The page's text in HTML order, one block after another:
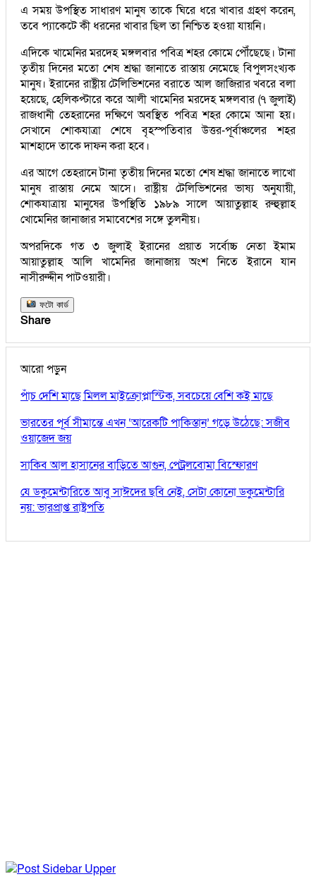
এ সময় উপস্থিত সাধারণ মানুষ তাকে ঘিরে ধরে খাবার গ্রহণ করেন,
তবে প্যাকেটে কী ধরনের খাবার ছিল তা নিশ্চিত হওয়া যায়নি।
এদিকে খামেনির মরদেহ মঙ্গলবার পবিত্র শহর কোমে পৌঁছেছে। টানা
তৃতীয় দিনের মতো শেষ শ্রদ্ধা জানাতে রাস্তায় নেমেছে বিপুলসংখ্যক
মানুষ। ইরানের রাষ্ট্রীয় টেলিভিশনের বরাতে আল জাজিরার খবরে বলা
হয়েছে, হেলিকপ্টারে করে আলী খামেনির মরদেহ মঙ্গলবার (৭ জুলাই)
রাজধানী তেহরানের দক্ষিণে অবস্থিত পবিত্র শহর কোমে আনা হয়।
সেখানে শোকযাত্রা শেষে বৃহস্পতিবার উত্তর-পূর্বাঞ্চলের শহর
মাশহাদে তাকে দাফন করা হবে।
এর আগে তেহরানে টানা তৃতীয় দিনের মতো শেষ শ্রদ্ধা জানাতে লাখো
মানুষ রাস্তায় নেমে আসে। রাষ্ট্রীয় টেলিভিশনের ভাষ্য অনুযায়ী,
শোকযাত্রায় মানুষের উপস্থিতি ১৯৮৯ সালে আয়াতুল্লাহ রুহুল্লাহ
খোমেনির জানাজার সমাবেশের সঙ্গে তুলনীয়।
অপরদিকে গত ৩ জুলাই ইরানের প্রয়াত সর্বোচ্চ নেতা ইমাম
আয়াতুল্লাহ আলি খামেনির জানাজায় অংশ নিতে ইরানে যান
নাসীরুদ্দীন পাটওয়ারী।
ফটো কার্ড
Share
আরো পড়ুন
পাঁচ দেশি মাছে মিলল মাইক্রোপ্লাস্টিক, সবচেয়ে বেশি কই মাছে
ভারতের পূর্ব সীমান্তে এখন ‘আরেকটি পাকিস্তান’ গড়ে উঠেছে: সজীব
ওয়াজেদ জয়
সাকিব আল হাসানের বাড়িতে আগুন, পেট্রলবোমা বিস্ফোরণ
যে ডকুমেন্টারিতে আবু সাঈদের ছবি নেই, সেটা কোনো ডকুমেন্টারি
নয়: ভারপ্রাপ্ত রাষ্ট্রপতি